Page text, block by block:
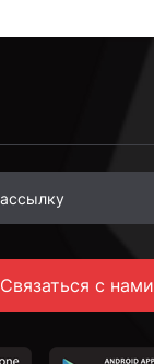
Связаться с нами